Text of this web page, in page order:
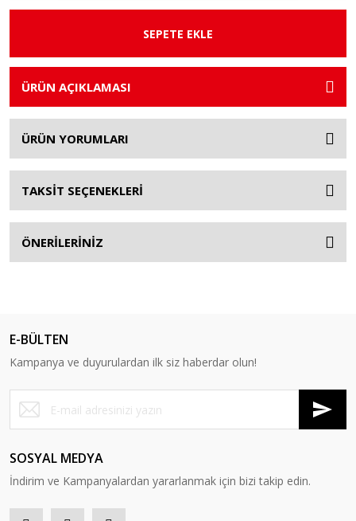
SEPETE EKLE
ÜRÜN AÇIKLAMASI
ÜRÜN YORUMLARI
TAKSİT SEÇENEKLERİ
ÖNERİLERİNİZ
E-BÜLTEN
Kampanya ve duyurulardan ilk siz haberdar olun!
SOSYAL MEDYA
İndirim ve Kampanyalardan yararlanmak için bizi takip edin.